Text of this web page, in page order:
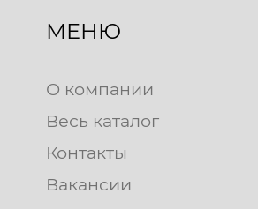
МЕНЮ
О компании
Весь каталог
Контакты
Вакансии